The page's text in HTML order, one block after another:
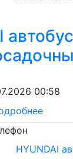
00:58
HYUNDAI